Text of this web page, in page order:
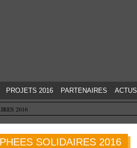
PROJETS 2016 PARTENAIRES ACTUS
2016
SOLIDAIRES 2016